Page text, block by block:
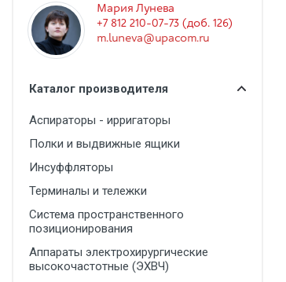
Урология
Дезинфекция и стерилизация
Расходные материалы
Оториноларингология
Вспомогательное оборудование
Ветеринария
Стоматологическое оборудование
Мария Лунева
+7 812 210-07-73 (доб. 126)
m.luneva@upacom.ru
Каталог производителя
Аспираторы - ирригаторы
Полки и выдвижные ящики
Инсуффляторы
Терминалы и тележки
Система пространственного
позиционирования
Аппараты электрохирургические
высокочастотные (ЭХВЧ)